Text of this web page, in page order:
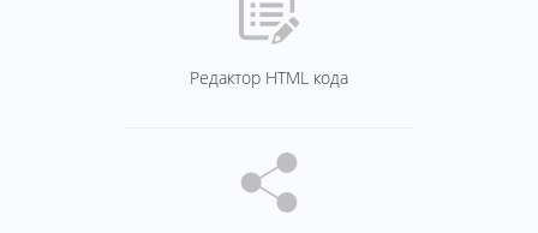
Редактор HTML кода